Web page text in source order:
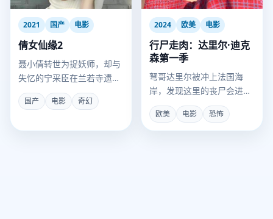
2021 国产 电影
倩女仙缘2
聂小倩转世为捉妖师，却与
失忆的宁采臣在兰若寺遗址
再次相遇。
国产 电影 奇幻
2024 欧美 电影
行尸走肉：达里尔·迪克
森第一季
弩哥达里尔被冲上法国海
岸，发现这里的丧尸会进
化，而他身上带着唯一能终
结瘟疫的抗体。
欧美 电影 恐怖